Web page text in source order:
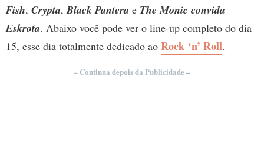
Fish, Crypta,Black Pantera e The Monic convida
Eskrota. Abaixo você pode ver o line-up completo do dia
15, esse dia totalmente dedicado ao Rock ‘n’ Roll.
– Continua depois da Publicidade –